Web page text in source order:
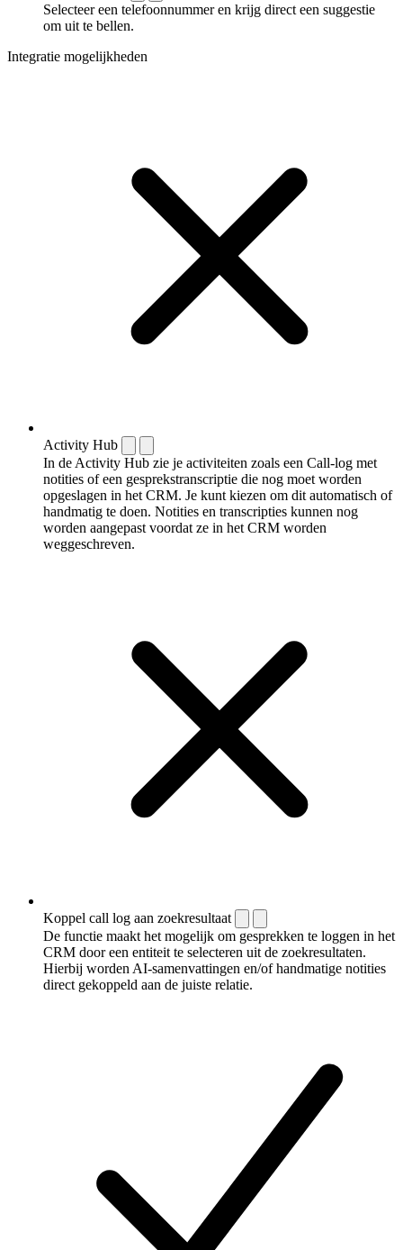
Selecteer een telefoonnummer en krijg direct een suggestie
om uit te bellen.
Integratie mogelijkheden
Activity Hub
In de Activity Hub zie je activiteiten zoals een Call-log met
notities of een gespreks­transcriptie die nog moet worden
opgeslagen in het CRM. Je kunt kiezen om dit automatisch of
handmatig te doen. Notities en transcripties kunnen nog
worden aangepast voordat ze in het CRM worden
weggeschreven.
Koppel call log aan zoekresultaat
De functie maakt het mogelijk om gesprekken te loggen in het
CRM door een entiteit te selecteren uit de zoekresultaten.
Hierbij worden AI-samenvattingen en/of handmatige notities
direct gekoppeld aan de juiste relatie.